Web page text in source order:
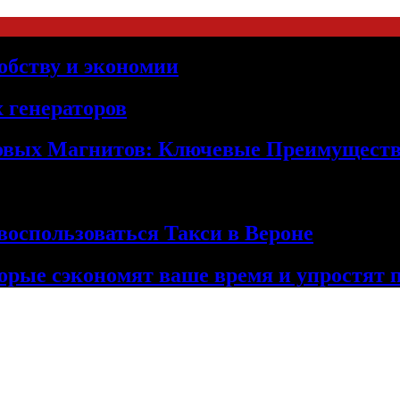
и экономии
Магнитов: Ключевые
Такси в Вероне
сэкономят ваше время и упростят